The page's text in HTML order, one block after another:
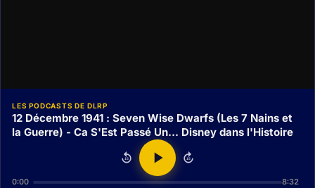
LES PODCASTS DE DLRP
12 Décembre 1941 : Seven Wise Dwarfs (Les 7 Nains et
la Guerre) - Ca S'Est Passé Un... Disney dans l'Histoire
15 15
0:00
8:32